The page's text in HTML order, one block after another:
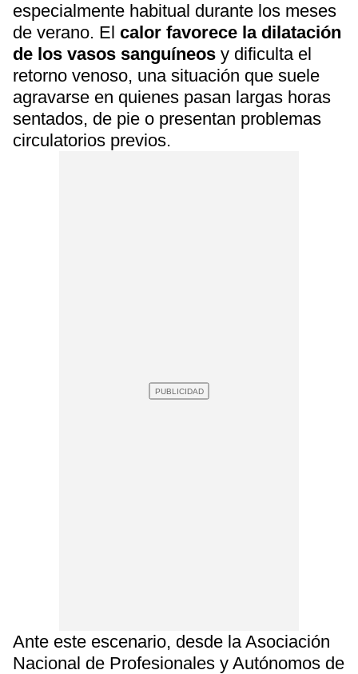
especialmente habitual durante los meses
de verano. El calor favorece la dilatación
de los vasos sanguíneos y dificulta el
retorno venoso, una situación que suele
agravarse en quienes pasan largas horas
sentados, de pie o presentan problemas
circulatorios previos.
Ante este escenario, desde la Asociación
Nacional de Profesionales y Autónomos de